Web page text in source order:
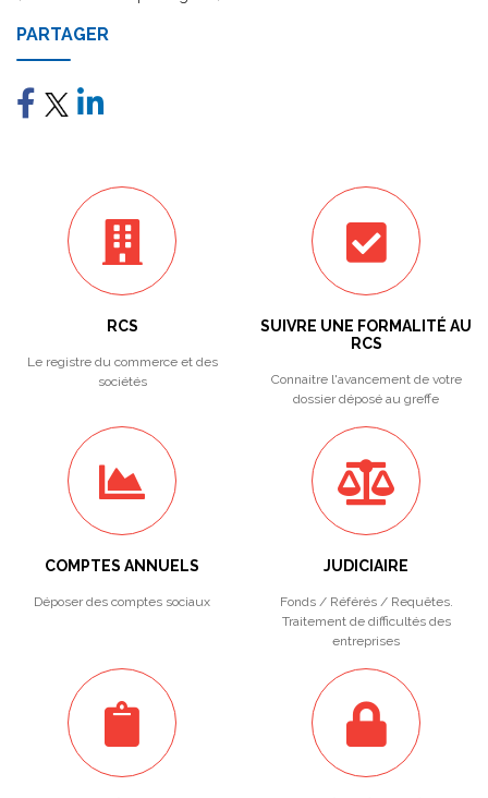
PARTAGER
RCS
Le registre du commerce et des
sociétés
SUIVRE UNE FORMALITÉ AU
RCS
Connaitre l'avancement de votre
dossier déposé au greffe
COMPTES ANNUELS
Déposer des comptes sociaux
JUDICIAIRE
Fonds / Référés / Requêtes.
Traitement de difficultés des
entreprises